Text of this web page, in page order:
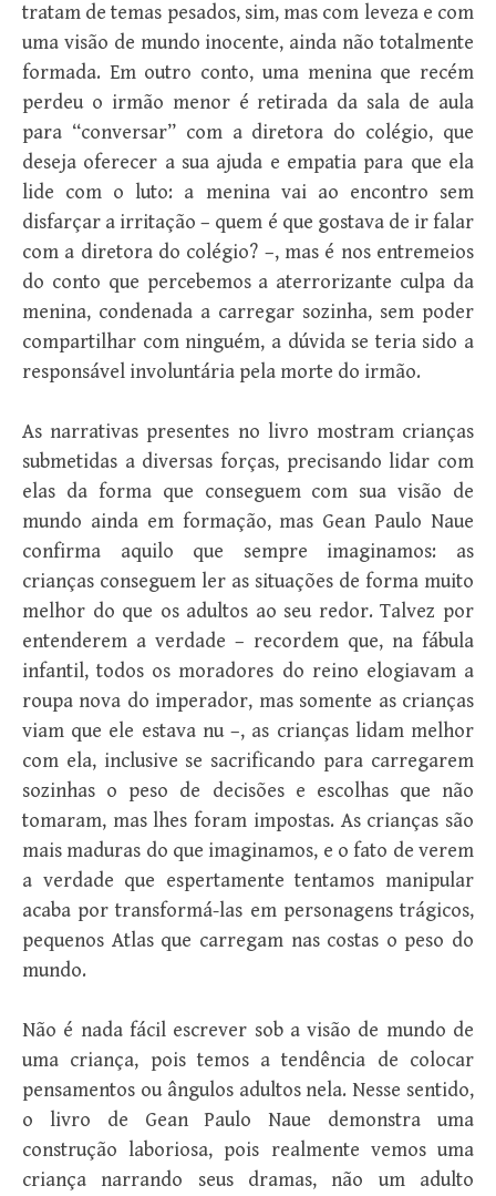
tratam de temas pesados, sim, mas com leveza e com
uma visão de mundo inocente, ainda não totalmente
formada. Em outro conto, uma menina que recém
perdeu o irmão menor é retirada da sala de aula
para “conversar” com a diretora do colégio, que
deseja oferecer a sua ajuda e empatia para que ela
lide com o luto: a menina vai ao encontro sem
disfarçar a irritação – quem é que gostava de ir falar
com a diretora do colégio? –, mas é nos entremeios
do conto que percebemos a aterrorizante culpa da
menina, condenada a carregar sozinha, sem poder
compartilhar com ninguém, a dúvida se teria sido a
responsável involuntária pela morte do irmão.
As narrativas presentes no livro mostram crianças
submetidas a diversas forças, precisando lidar com
elas da forma que conseguem com sua visão de
mundo ainda em formação, mas Gean Paulo Naue
confirma aquilo que sempre imaginamos: as
crianças conseguem ler as situações de forma muito
melhor do que os adultos ao seu redor. Talvez por
entenderem a verdade – recordem que, na fábula
infantil, todos os moradores do reino elogiavam a
roupa nova do imperador, mas somente as crianças
viam que ele estava nu –, as crianças lidam melhor
com ela, inclusive se sacrificando para carregarem
sozinhas o peso de decisões e escolhas que não
tomaram, mas lhes foram impostas. As crianças são
mais maduras do que imaginamos, e o fato de verem
a verdade que espertamente tentamos manipular
acaba por transformá-las em personagens trágicos,
pequenos Atlas que carregam nas costas o peso do
mundo.
Não é nada fácil escrever sob a visão de mundo de
uma criança, pois temos a tendência de colocar
pensamentos ou ângulos adultos nela. Nesse sentido,
o livro de Gean Paulo Naue demonstra uma
construção laboriosa, pois realmente vemos uma
criança narrando seus dramas, não um adulto